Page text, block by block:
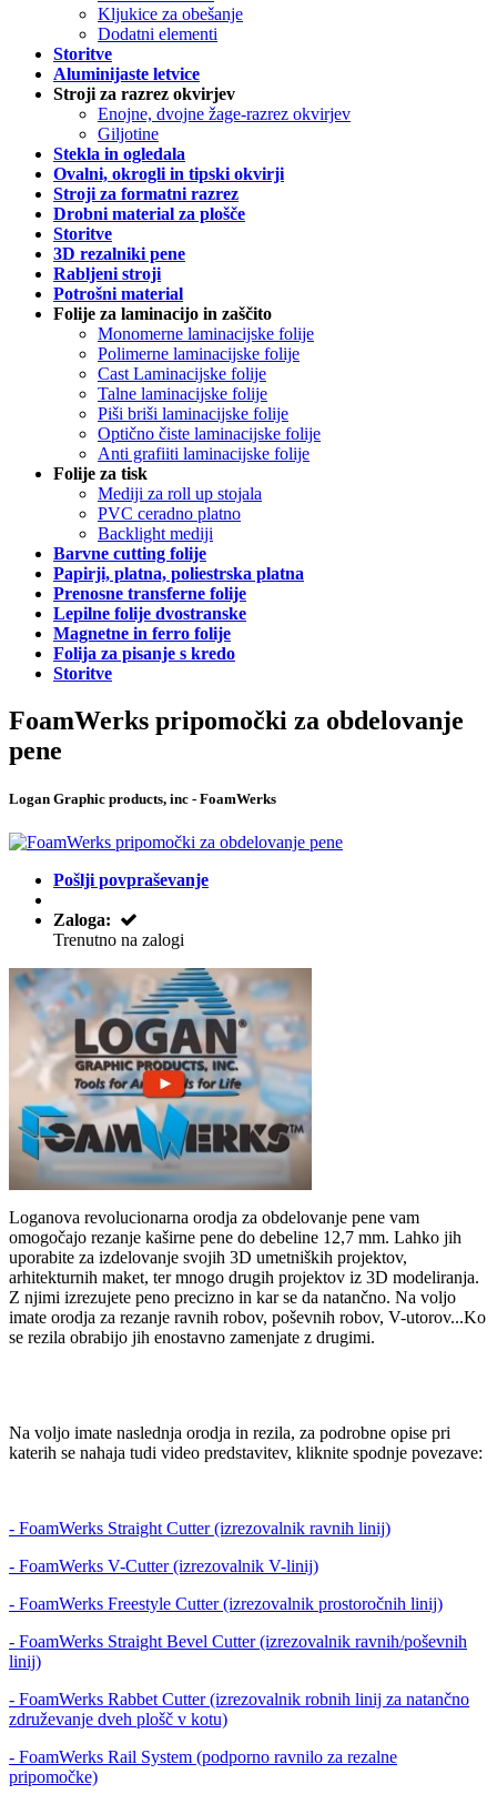
Kljukice za obešanje
Dodatni elementi
Storitve
Aluminijaste letvice
Stroji za razrez okvirjev
Enojne, dvojne žage-razrez okvirjev
Giljotine
Stekla in ogledala
Ovalni, okrogli in tipski okvirji
Stroji za formatni razrez
Drobni material za plošče
Storitve
3D rezalniki pene
Rabljeni stroji
Potrošni material
Folije za laminacijo in zaščito
Monomerne laminacijske folije
Polimerne laminacijske folije
Cast Laminacijske folije
Talne laminacijske folije
Piši briši laminacijske folije
Optično čiste laminacijske folije
Anti grafiiti laminacijske folije
Folije za tisk
Mediji za roll up stojala
PVC ceradno platno
Backlight mediji
Barvne cutting folije
Papirji, platna, poliestrska platna
Prenosne transferne folije
Lepilne folije dvostranske
Magnetne in ferro folije
Folija za pisanje s kredo
Storitve
FoamWerks pripomočki za obdelovanje
pene
Logan Graphic products, inc - FoamWerks
Pošlji povpraševanje
Zaloga:
Trenutno na zalogi
Loganova revolucionarna orodja za obdelovanje pene vam
omogočajo rezanje kaširne pene do debeline 12,7 mm. Lahko jih
uporabite za izdelovanje svojih 3D umetniških projektov,
arhitekturnih maket, ter mnogo drugih projektov iz 3D modeliranja.
Z njimi izrezujete peno precizno in kar se da natančno. Na voljo
imate orodja za rezanje ravnih robov, poševnih robov, V-utorov...Ko
se rezila obrabijo jih enostavno zamenjate z drugimi.
Na voljo imate naslednja orodja in rezila, za podrobne opise pri
katerih se nahaja tudi video predstavitev, kliknite spodnje povezave:
- FoamWerks Straight Cutter (izrezovalnik ravnih linij)
- FoamWerks V-Cutter (izrezovalnik V-linij)
- FoamWerks Freestyle Cutter (izrezovalnik prostoročnih linij)
- FoamWerks Straight Bevel Cutter (izrezovalnik ravnih/poševnih
linij)
- FoamWerks Rabbet Cutter (izrezovalnik robnih linij za natančno
združevanje dveh plošč v kotu)
- FoamWerks Rail System (podporno ravnilo za rezalne
pripomočke)